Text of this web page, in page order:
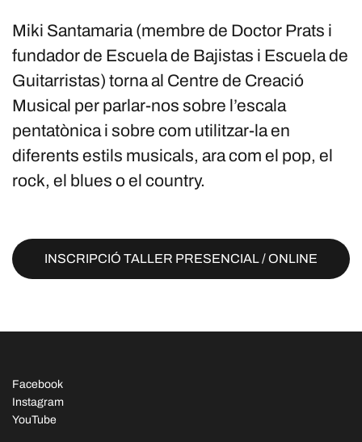
Miki Santamaria (membre de Doctor Prats i
fundador de Escuela de Bajistas i Escuela de
Guitarristas) torna al Centre de Creació
Musical per parlar-nos sobre l’escala
pentatònica i sobre com utilitzar-la en
diferents estils musicals, ara com el pop, el
rock, el blues o el country.
INSCRIPCIÓ TALLER PRESENCIAL / ONLINE
Facebook
Instagram
YouTube